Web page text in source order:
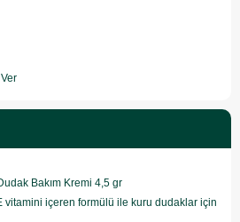
Bakım Kremi 4,5 gr
vitamini içeren formülü ile kuru dudaklar için